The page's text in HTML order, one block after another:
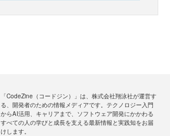
「CodeZine（コードジン）」は、株式会社翔泳社が運営す
る、開発者のための情報メディアです。テクノロジー入門
からAI活用、キャリアまで、ソフトウェア開発にかかわる
すべての人の学びと成長を支える最新情報と実践知をお届
けします。